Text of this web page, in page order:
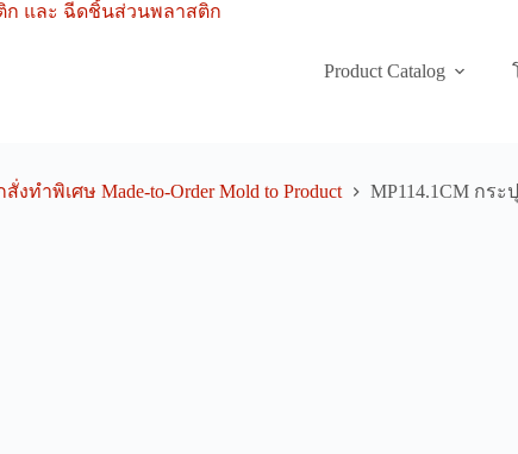
Product Catalog
ำพิเศษ Made-to-Order Mold to Product MP114.1CM กร